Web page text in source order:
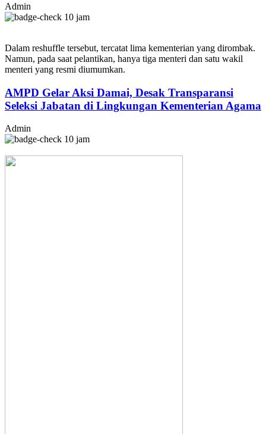
Admin
10 jam
Dalam reshuffle tersebut, tercatat lima kementerian yang dirombak.
Namun, pada saat pelantikan, hanya tiga menteri dan satu wakil
menteri yang resmi diumumkan.
AMPD Gelar Aksi Damai, Desak Transparansi
Seleksi Jabatan di Lingkungan Kementerian Agama
Admin
10 jam